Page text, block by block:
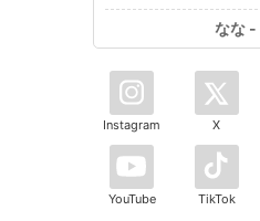
なな -
Instagram X
YouTube TikTok